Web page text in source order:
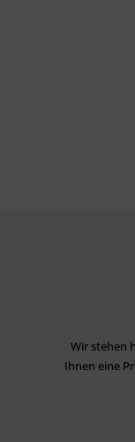
Wir stehen
Ihnen eine